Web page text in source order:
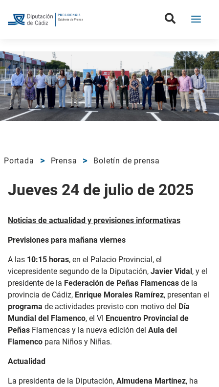
Portada Prensa Boletín de prensa
Jueves 24 de julio de 2025
Noticias de actualidad y previsiones informativas
Previsiones para mañana viernes
A las 10:15 horas, en el Palacio Provincial, el
vicepresidente segundo de la Diputación, Javier Vidal, y el
presidente de la Federación de Peñas Flamencas de la
provincia de Cádiz, Enrique Morales Ramírez, presentan el
programa de actividades previsto con motivo del Día
Mundial del Flamenco, el VI Encuentro Provincial de
Peñas Flamencas y la nueva edición del Aula del
Flamenco para Niños y Niñas.
Actualidad
La presidenta de la Diputación, Almudena Martínez, ha